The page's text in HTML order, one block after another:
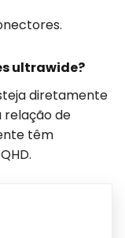
ultrawide?
diretamente
relação de
têm